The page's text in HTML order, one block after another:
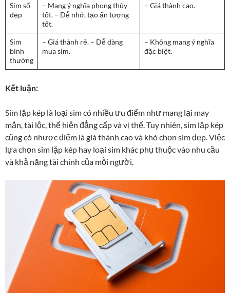
Sim số
đẹp
– Mang ý nghĩa phong thủy
tốt. – Dễ nhớ, tạo ấn tượng
tốt.
– Giá thành cao.
Sim
bình
thường
– Giá thành rẻ. – Dễ dàng
mua sim.
– Không mang ý nghĩa
đặc biệt.
Kết luận:
Sim lặp kép là loại sim có nhiều ưu điểm như mang lại may
mắn, tài lộc, thể hiện đẳng cấp và vị thế. Tuy nhiên, sim lặp kép
cũng có nhược điểm là giá thành cao và khó chọn sim đẹp. Việc
lựa chọn sim lặp kép hay loại sim khác phụ thuộc vào nhu cầu
và khả năng tài chính của mỗi người.